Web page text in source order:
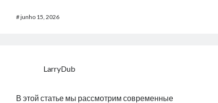
#junho 15, 2026
LarryDub
В этой статье мы рассмотрим современные